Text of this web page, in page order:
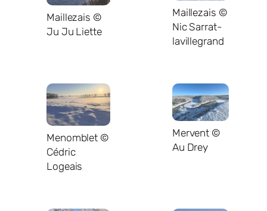
Maillezais ©
Ju Ju Liette
Maillezais ©
Nic Sarrat-
lavillegrand
Menomblet ©
Cédric
Logeais
Mervent ©
Au Drey